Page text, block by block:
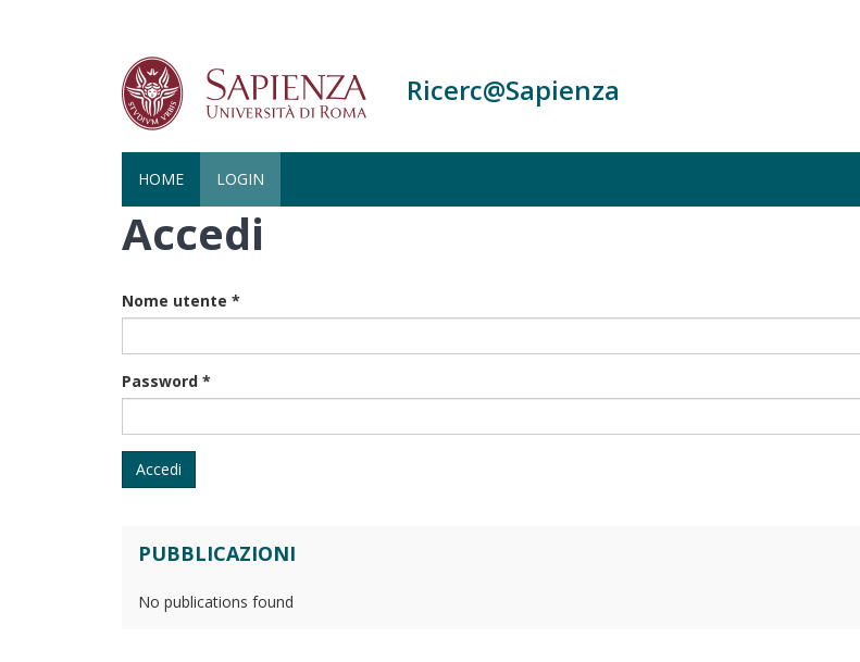
Ricerc@Sapienza
HOME LOGIN
Accedi
Nome utente *
Password *
Accedi
PUBBLICAZIONI
No publications found